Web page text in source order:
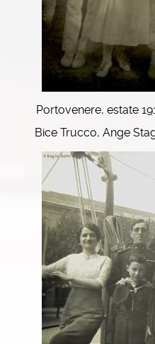
Portovenere, estate
Bice Trucco, Ange